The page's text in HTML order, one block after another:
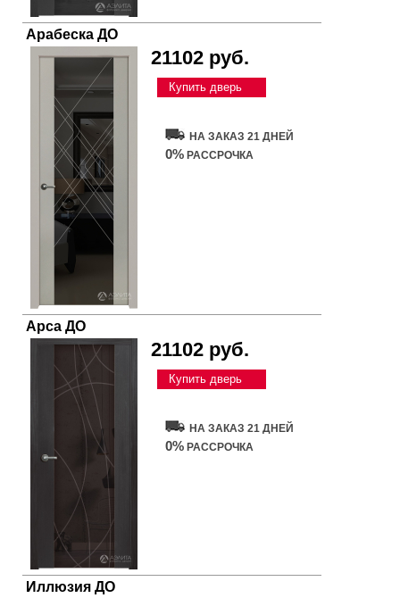
Арабеска ДО
21102 руб.
Купить дверь
НА ЗАКАЗ 21 ДНЕЙ
0% РАССРОЧКА
Арса ДО
21102 руб.
Купить дверь
НА ЗАКАЗ 21 ДНЕЙ
0% РАССРОЧКА
Иллюзия ДО